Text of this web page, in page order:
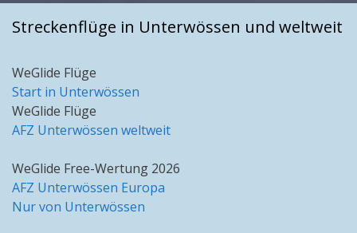
Streckenflüge in Unterwössen und weltweit
WeGlide Flüge
Start in Unterwössen
WeGlide Flüge
AFZ Unterwössen weltweit
WeGlide Free-Wertung 2026
AFZ Unterwössen Europa
Nur von Unterwössen